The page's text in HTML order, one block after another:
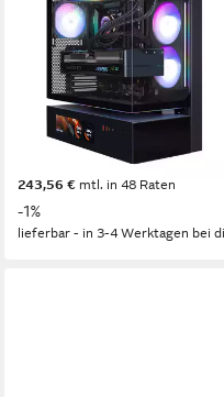
AMD Ryzen 9 9950X3D
32GB DDR5 2TB SSD RTX
5090 Gaming-PC
AMD Ryzen 9 Prozessor
RTX 5090 32 GB Grafikkarte
32 GB DDR5
Arbeitsspeicher
UVP8.499,00 €
243,56 € mtl. in 48 Raten
-1%
lieferbar - in 3-4 Werktagen bei